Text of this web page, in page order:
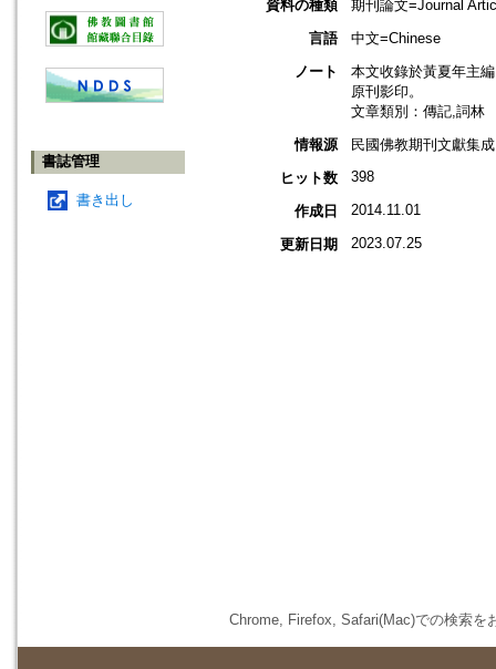
書誌管理
書き出し
資料の種類
期刊論文=Journal
言語
中文=Chinese
ノート
本文收錄於黃夏年主
原刊影印。
文章類別：傳記,詞林
情報源
民國佛教期刊文獻集
ヒット数
398
作成日 2014.11.01
更新日期 2023.07.25
Chrome, Firefox, Safari(Mac)での検索を